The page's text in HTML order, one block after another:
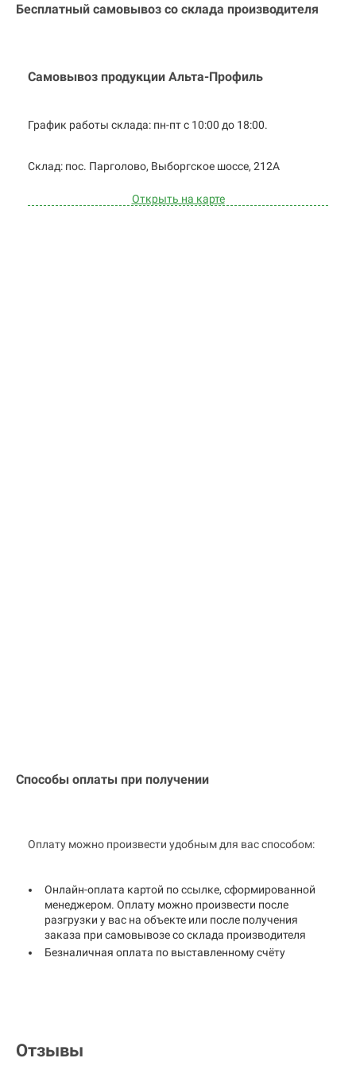
Бесплатный самовывоз со склада производителя
Самовывоз продукции Альта-Профиль
График работы склада: пн-пт с 10:00 до 18:00.
Cклад: пос. Парголово, Выборгское шоссе, 212А
Открыть на карте
Способы оплаты при получении
Оплату можно произвести удобным для вас способом:
Онлайн-оплата картой по ссылке, сформированной
менеджером. Оплату можно произвести после
разгрузки у вас на объекте или после получения
заказа при самовывозе со склада производителя
Безналичная оплата по выставленному счёту
Отзывы